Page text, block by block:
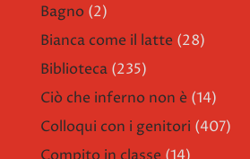
Bagno (2)
Bianca come il latte (28)
Biblioteca (235)
Ciò che inferno non è (14)
Colloqui con i genitori (407)